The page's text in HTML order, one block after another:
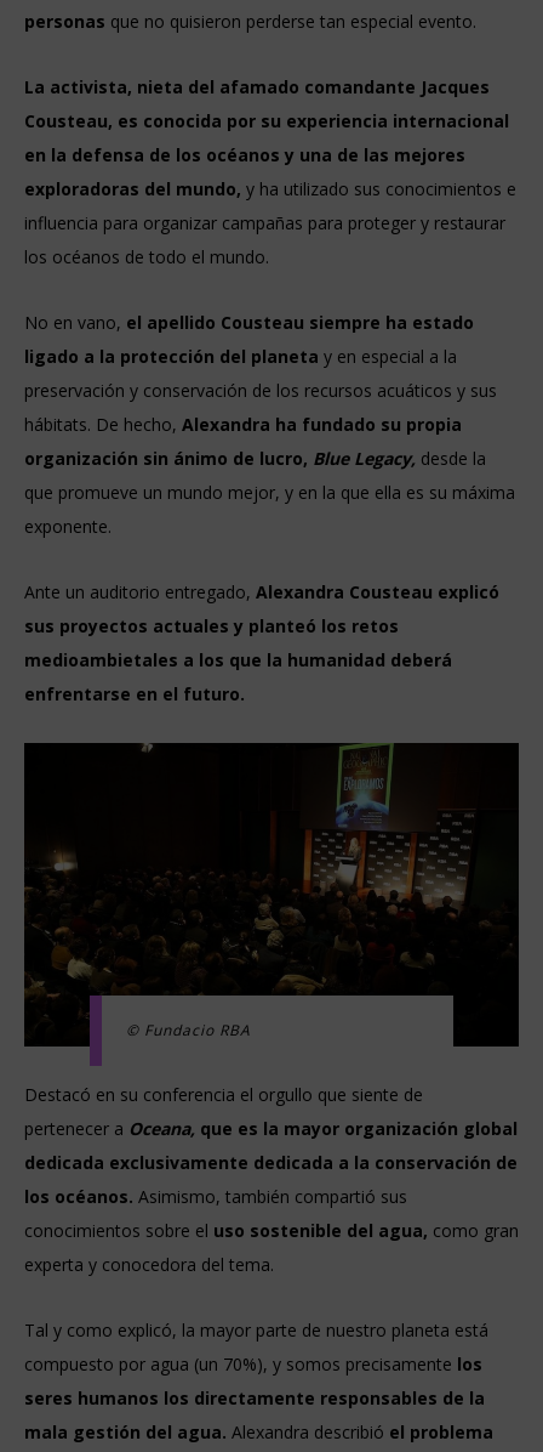
personas que no quisieron perderse tan especial evento.
La activista, nieta del afamado comandante Jacques
Cousteau, es conocida por su experiencia internacional
en la defensa de los océanos y una de las mejores
exploradoras del mundo, y ha utilizado sus conocimientos e
influencia para organizar campañas para proteger y restaurar
los océanos de todo el mundo.
No en vano, el apellido Cousteau siempre ha estado
ligado a la protección del planeta y en especial a la
preservación y conservación de los recursos acuáticos y sus
hábitats. De hecho, Alexandra ha fundado su propia
organización sin ánimo de lucro, Blue Legacy, desde la
que promueve un mundo mejor, y en la que ella es su máxima
exponente.
Ante un auditorio entregado, Alexandra Cousteau explicó
sus proyectos actuales y planteó los retos
medioambietales a los que la humanidad deberá
enfrentarse en el futuro.
© Fundacio RBA
Destacó en su conferencia el orgullo que siente de
pertenecer a Oceana, que es la mayor organización global
dedicada exclusivamente dedicada a la conservación de
los océanos. Asimismo, también compartió sus
conocimientos sobre el uso sostenible del agua, como gran
experta y conocedora del tema.
Tal y como explicó, la mayor parte de nuestro planeta está
compuesto por agua (un 70%), y somos precisamente los
seres humanos los directamente responsables de la
mala gestión del agua. Alexandra describió el problema